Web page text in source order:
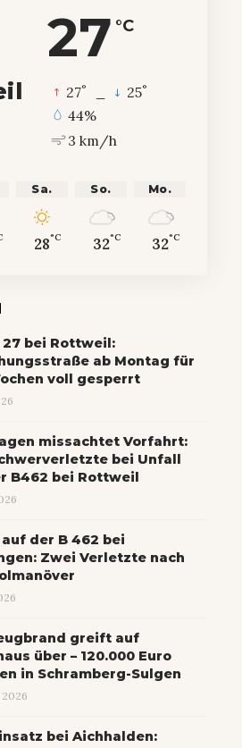
27 °C
27° 25°
44%
3 km/h
Sa.
28°C
So.
32°C
Mo.
32°C
27 bei Rottweil:
ab Montag für
voll gesperrt
missachtet Vorfahrt:
bei Unfall
B462 bei Rottweil
der B 462 bei
Zwei Verletzte nach
greift auf
über – 120.000 Euro
in Schramberg-Sulgen
2026
bei Aichhalden: